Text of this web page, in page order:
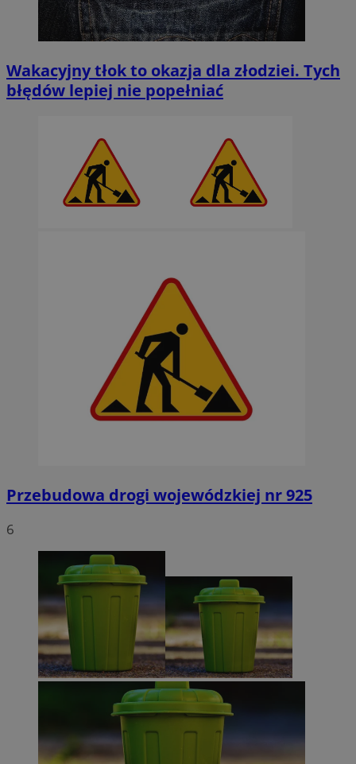
Wakacyjny tłok to okazja dla złodziei. Tych
błędów lepiej nie popełniać
Przebudowa drogi wojewódzkiej nr 925
6